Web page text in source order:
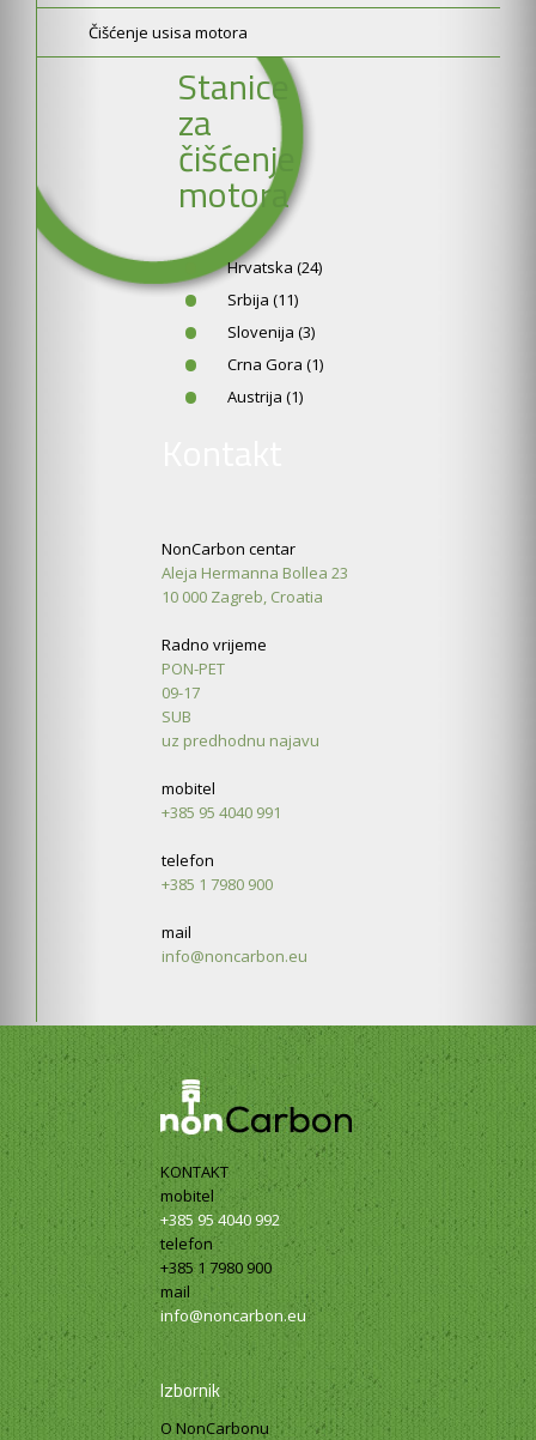
Čišćenje usisa motora
Stanice
za
čišćenje
motora
Hrvatska (24)
Srbija (11)
Slovenija (3)
Crna Gora (1)
Austrija (1)
NonCarbon centar
Aleja Hermanna Bollea 23
10 000 Zagreb, Croatia
Radno vrijeme
PON-PET
09-17
SUB
uz predhodnu najavu
mobitel
+385 95 4040 991
telefon
+385 1 7980 900
mail
info@noncarbon.eu
KONTAKT
mobitel
+385 95 4040 992
telefon
+385 1 7980 900
mail
info@noncarbon.eu
Izbornik
O NonCarbonu